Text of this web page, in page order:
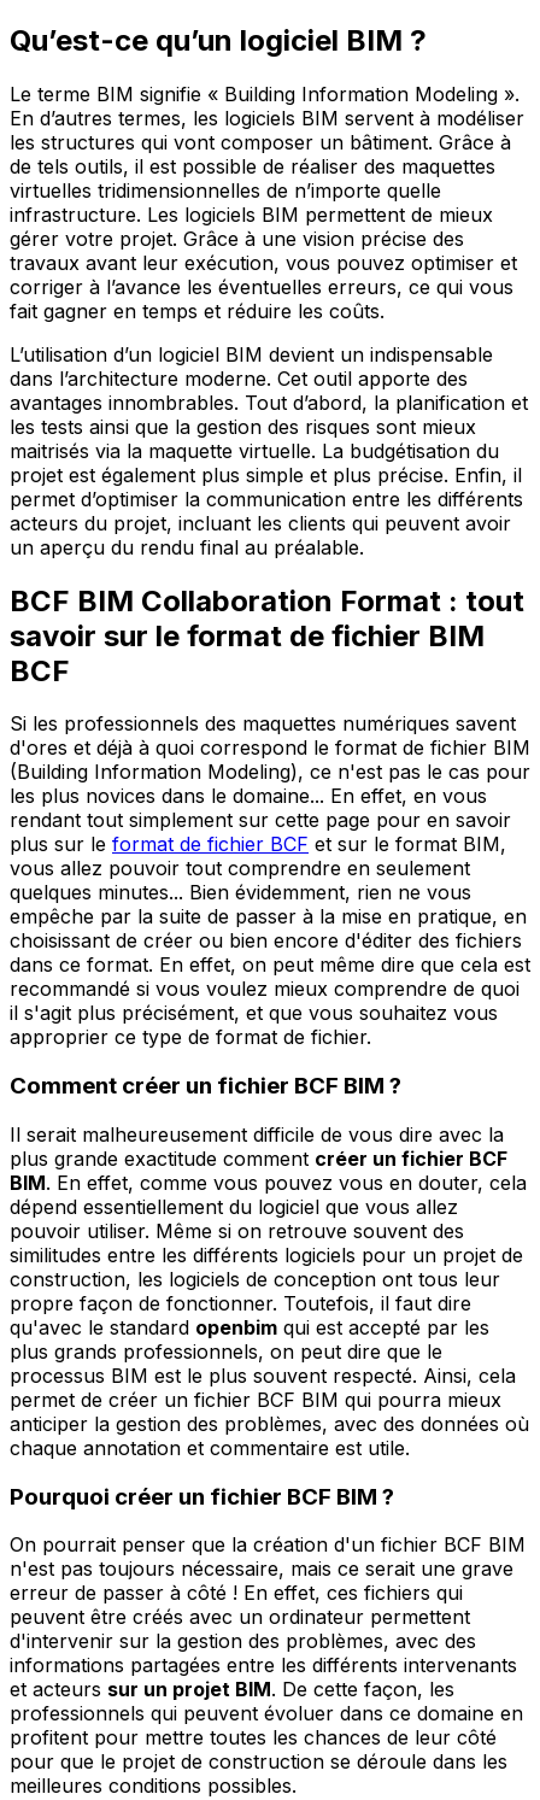
Qu’est-ce qu’un logiciel BIM ?
Le terme BIM signifie « Building Information Modeling ».
En d’autres termes, les logiciels BIM servent à modéliser
les structures qui vont composer un bâtiment. Grâce à
de tels outils, il est possible de réaliser des maquettes
virtuelles tridimensionnelles de n’importe quelle
infrastructure. Les logiciels BIM permettent de mieux
gérer votre projet. Grâce à une vision précise des
travaux avant leur exécution, vous pouvez optimiser et
corriger à l’avance les éventuelles erreurs, ce qui vous
fait gagner en temps et réduire les coûts.
L’utilisation d’un logiciel BIM devient un indispensable
dans l’architecture moderne. Cet outil apporte des
avantages innombrables. Tout d’abord, la planification et
les tests ainsi que la gestion des risques sont mieux
maitrisés via la maquette virtuelle. La budgétisation du
projet est également plus simple et plus précise. Enfin, il
permet d’optimiser la communication entre les différents
acteurs du projet, incluant les clients qui peuvent avoir
un aperçu du rendu final au préalable.
BCF BIM Collaboration Format : tout
savoir sur le format de fichier BIM
BCF
Si les professionnels des maquettes numériques savent
d'ores et déjà à quoi correspond le format de fichier BIM
(Building Information Modeling), ce n'est pas le cas pour
les plus novices dans le domaine... En effet, en vous
rendant tout simplement sur cette page pour en savoir
plus sur le format de fichier BCF et sur le format BIM,
vous allez pouvoir tout comprendre en seulement
quelques minutes... Bien évidemment, rien ne vous
empêche par la suite de passer à la mise en pratique, en
choisissant de créer ou bien encore d'éditer des fichiers
dans ce format. En effet, on peut même dire que cela est
recommandé si vous voulez mieux comprendre de quoi
il s'agit plus précisément, et que vous souhaitez vous
approprier ce type de format de fichier.
Comment créer un fichier BCF BIM ?
Il serait malheureusement difficile de vous dire avec la
plus grande exactitude comment créer un fichier BCF
BIM. En effet, comme vous pouvez vous en douter, cela
dépend essentiellement du logiciel que vous allez
pouvoir utiliser. Même si on retrouve souvent des
similitudes entre les différents logiciels pour un projet de
construction, les logiciels de conception ont tous leur
propre façon de fonctionner. Toutefois, il faut dire
qu'avec le standard openbim qui est accepté par les
plus grands professionnels, on peut dire que le
processus BIM est le plus souvent respecté. Ainsi, cela
permet de créer un fichier BCF BIM qui pourra mieux
anticiper la gestion des problèmes, avec des données où
chaque annotation et commentaire est utile.
Pourquoi créer un fichier BCF BIM ?
On pourrait penser que la création d'un fichier BCF BIM
n'est pas toujours nécessaire, mais ce serait une grave
erreur de passer à côté ! En effet, ces fichiers qui
peuvent être créés avec un ordinateur permettent
d'intervenir sur la gestion des problèmes, avec des
informations partagées entre les différents intervenants
et acteurs sur un projet BIM. De cette façon, les
professionnels qui peuvent évoluer dans ce domaine en
profitent pour mettre toutes les chances de leur côté
pour que le projet de construction se déroule dans les
meilleures conditions possibles.